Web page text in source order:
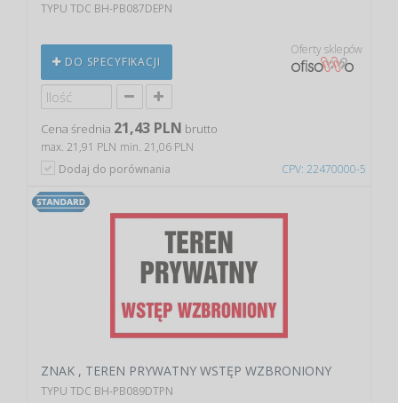
CPV: 22470000-5
TYPU TDC BH-PB087DEPN
DO SPECYFIKACJI
Oferty sklepów
Cena średnia 21,43 PLN brutto
max. 21,91 PLN min. 21,06 PLN
Dodaj do porównania
ZNAK , TEREN PRYWATNY WSTĘP WZBRONIONY
TYPU TDC BH-PB089DTPN